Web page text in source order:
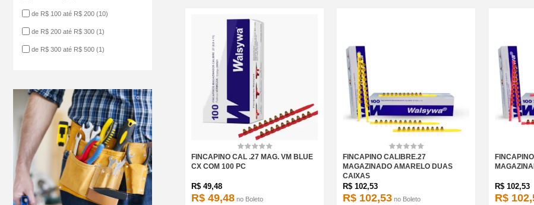
de R$ 100 até R$ 200 (10)
de R$ 200 até R$ 300 (1)
de R$ 300 até R$ 500 (1)
FINCAPINO CAL .27 MAG. VM BLUE
CX COM 100 PC
R$ 49,48
R$ 49,48 no Boleto
FINCAPINO CALIBRE.27
MAGAZINADO AMARELO DUAS
CAIXAS
R$ 102,53
R$ 102,53 no Boleto
R$ 102,53
R$